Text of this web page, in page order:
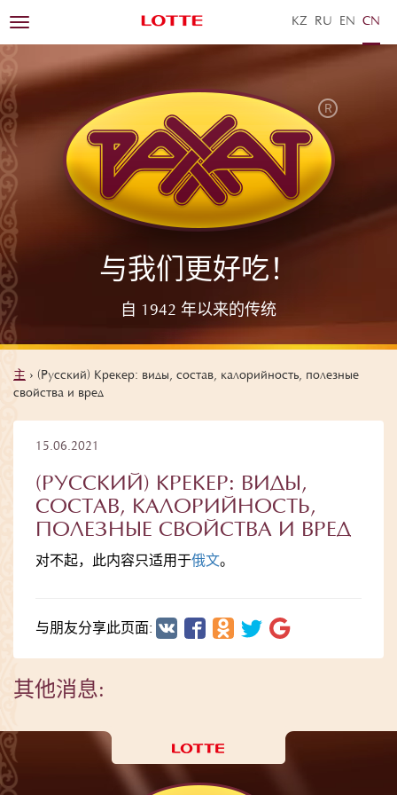
KZ RU EN ZH
与我们更好吃！
自 1942 年以来的传统
Toggle
navigation
主 › (Русский) Крекер: виды, состав, калорийность, полезные
свойства и вред
15.06.2021
(РУССКИЙ) КРЕКЕР: ВИДЫ,
СОСТАВ, КАЛОРИЙНОСТЬ,
ПОЛЕЗНЫЕ СВОЙСТВА И ВРЕД
对不起，此内容只适用于俄文。
与朋友分享此页面:
其他消息: